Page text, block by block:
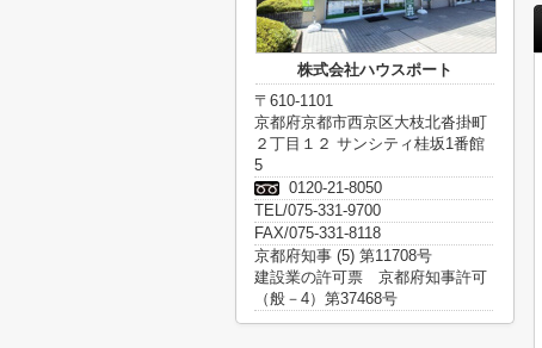
株式会社ハウスポート
〒610-1101
京都府京都市西京区大枝北沓掛町
２丁目１２ サンシティ桂坂1番館
5
0120-21-8050
TEL/075-331-9700
FAX/075-331-8118
京都府知事 (5) 第11708号
建設業の許可票 京都府知事許可
（般－4）第37468号